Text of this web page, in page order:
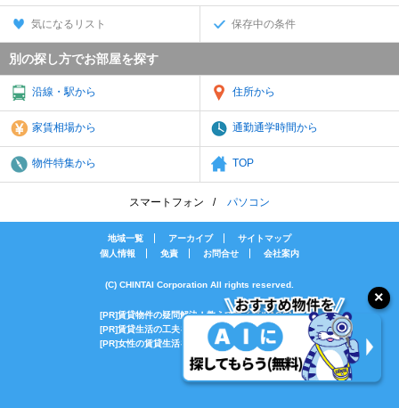
気になるリスト 保存中の条件
別の探し方でお部屋を探す
沿線・駅から 住所から
家賃相場から 通勤通学時間から
物件特集から TOP
スマートフォン パソコン
地域一覧 アーカイブ
サイトマップ
個人情報
免責 お問合せ 会社案内
(C) CHINTAI Corporation All rights reserved.
[PR]賃貸物件の疑問解決！教えてエイブルAGENT
[PR]賃貸生活の工夫を紹介！CHINTAI情報局
[PR]女性の賃貸生活を応援！Woman.CHINTAI